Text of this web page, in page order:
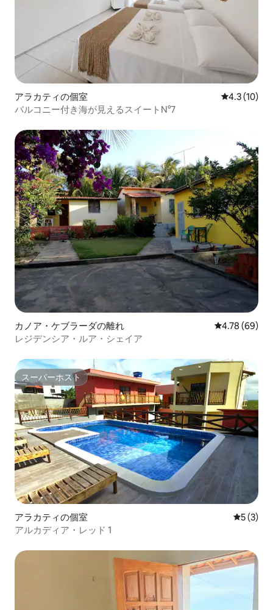
アラカティの個室 レビュー10
4.3 (10)
バルコニー付き海が見えるスイートN°7
カノア・ケブラーダの離れ レビュー69
4.78 (69)
レジデンシア・ルア・シェイア
スーパーホスト
スーパーホスト
アラカティの個室 レビュー
5 (3)
アルカディア・レッド 1